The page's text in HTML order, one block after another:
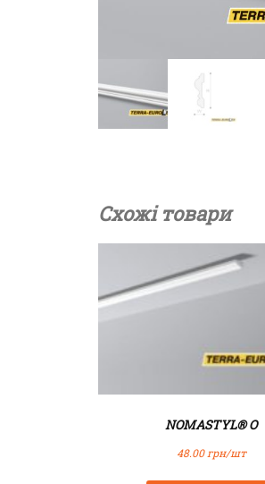
Схожі товари
NOMASTYL® O
48.00грн/шт